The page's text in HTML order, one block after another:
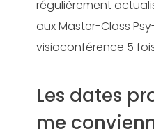
régulièrement
aux Master-Class
visioconférence 5
Les dates
me